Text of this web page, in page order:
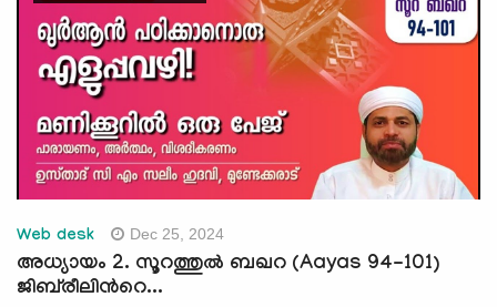
Web desk Dec 25, 2024
അധ്യായം 2. സൂറത്തുല്‍ ബഖറ (Aayas 94-101)
ജിബ്‍രീലിന്‍റെ...